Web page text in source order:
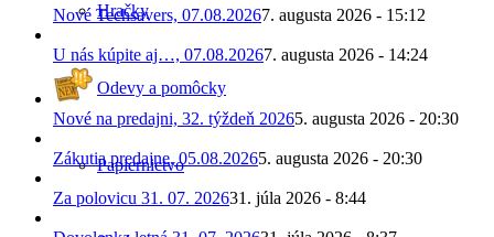
Hračky
Odevy a pomôcky
Papiernictvo
Nové Techsavers, 07.08.20267. augusta 2026 - 15:12
U nás kúpite aj…, 07.08.20267. augusta 2026 - 14:24
Nové na predajni, 32. týždeň 20265. augusta 2026 - 20:30
Zákutia predajne, 05.08.20265. augusta 2026 - 20:30
Za polovicu 31. 07. 202631. júla 2026 - 8:44